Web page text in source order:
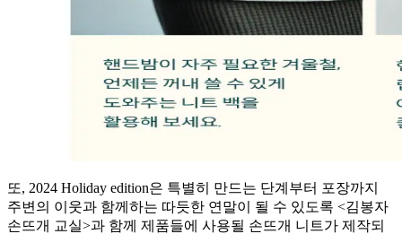
또, 2024 Holiday edition은 특별히 만드는 단계부터 포장까지
주변의 이웃과 함께하는 따듯한 연말이 될 수 있도록 <김봉자
손뜨개 교실>과 함께 제품들에 사용될 손뜨개 니트가 제작되